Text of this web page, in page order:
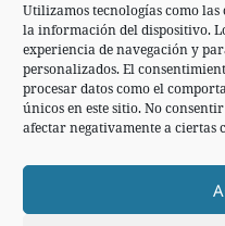
Utilizamos tecnologías como
la información del dispositivo.
experiencia de navegación y
personalizados. El
procesar datos como el
únicos en este sitio. No
afectar negativamente a ciertas
Navegación
ANTERIOR
Entrada
anterior:
El peligro de los